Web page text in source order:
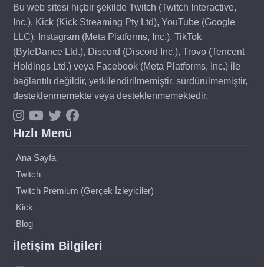
Bu web sitesi hiçbir şekilde Twitch (Twitch Interactive,
Inc.), Kick (Kick Streaming Pty Ltd), YouTube (Google
LLC), Instagram (Meta Platforms, Inc.), TikTok
(ByteDance Ltd.), Discord (Discord Inc.), Trovo (Tencent
Holdings Ltd.) veya Facebook (Meta Platforms, Inc.) ile
bağlantılı değildir, yetkilendirilmemiştir, sürdürülmemiştir,
desteklenmemekte veya desteklenmemektedir.
Hızlı Menü
Ana Sayfa
Twitch
Twitch Premium (Gerçek İzleyiciler)
Kick
Blog
İletişim Bilgileri